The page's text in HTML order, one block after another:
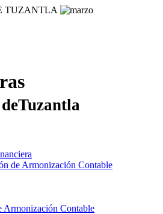
de Armonización Contable
Armonización Contable